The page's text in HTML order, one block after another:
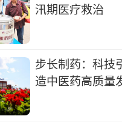
汛期医疗救治
步长制药：科技
造中医药高质量